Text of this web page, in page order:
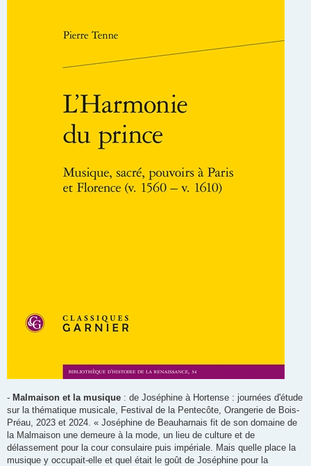
- Malmaison et la musique : de Joséphine à Hortense : journées d'étude
sur la thématique musicale, Festival de la Pentecôte, Orangerie de Bois-
Préau, 2023 et 2024. « Joséphine de Beauharnais fit de son domaine de
la Malmaison une demeure à la mode, un lieu de culture et de
délassement pour la cour consulaire puis impériale. Mais quelle place la
musique y occupait-elle et quel était le goût de Joséphine pour la